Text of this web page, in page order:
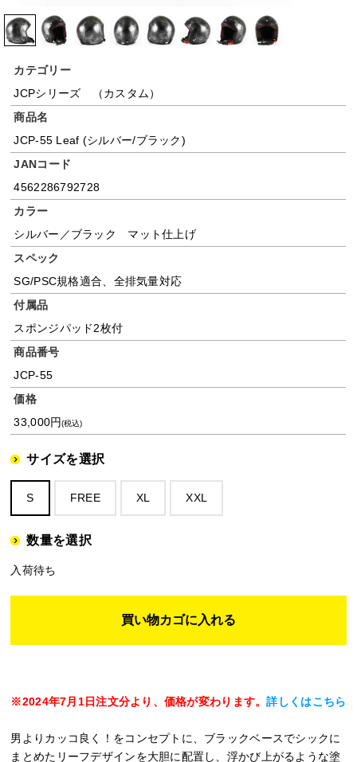
カテゴリー
JCPシリーズ （カスタム）
商品名
JCP-55 Leaf (シルバー/ブラック)
JANコード
4562286792728
カラー
シルバー／ブラック マット仕上げ
スペック
SG/PSC規格適合、全排気量対応
付属品
スポンジパッド2枚付
商品番号
JCP-55
価格
33,000円(税込)
サイズを選択
S FREE XL XXL
数量を選択
入荷待ち
※2024年7月1日注文分より、価格が変わります。詳しくはこちら
男よりカッコ良く！をコンセプトに、ブラックベースでシックに
まとめたリーフデザインを大胆に配置し、浮かび上がるような塗